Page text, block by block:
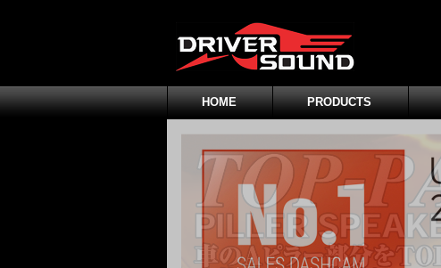
HOME PRODUCTS